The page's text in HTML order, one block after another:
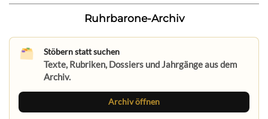
Ruhrbarone-Archiv
Stöbern statt suchen
Texte, Rubriken, Dossiers und Jahrgänge aus dem
Archiv.
Archiv öffnen